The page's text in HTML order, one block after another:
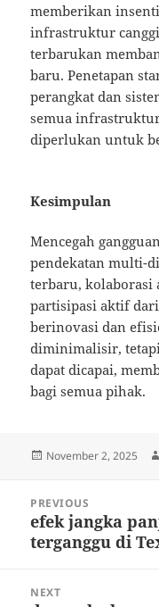
memberikan
infrastruktur
terbarukan
baru. Penetapan
perangkat dan
semua
diperlukan untuk
Kesimpulan
Mencegah
pendekatan multi-
terbaru, kolaborasi
partisipasi aktif
berinovasi dan
diminimalisir,
dapat dicapai,
bagi semua pihak.
Posted
November 2, 2025
navigation
PREVIOUS
Previous
post:
efek jangka
terganggu di
NEXT